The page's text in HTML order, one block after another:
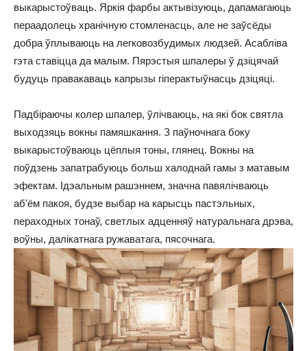
выкарыстоўваць. Яркія фарбы актывізуюць, дапамагаюць
пераадолець хранічную стомленасць, але не заўсёды
добра ўплываюць на легковозбудимых людзей. Асабліва
гэта ставіцца да малым. Пярэстыя шпалеры ў дзіцячай
будуць правакаваць капрызы гіперактыўнасць дзіцяці.
Падбіраючы колер шпалер, ўлічваюць, на які бок святла
выходзяць вокны памяшкання. З паўночнага боку
выкарыстоўваюць цёплыя тоны, глянец. Вокны на
поўдзень запатрабуюць больш халоднай гамы з матавым
эфектам. Ідэальным рашэннем, значна павялічваюць
аб'ём пакоя, будзе выбар на карысць пастэльных,
пераходных тонаў, светлых адценняў натуральнага дрэва,
воўны, далікатнага ружаватага, пясочнага.